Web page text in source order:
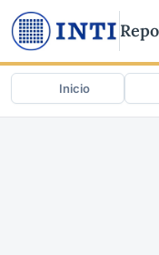
Inicio